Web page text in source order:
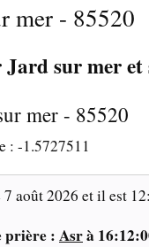
mer - 85520
sur mer et
mer - 85520
: -1.5727511
7 août 2026 et il est
prière : Asrà